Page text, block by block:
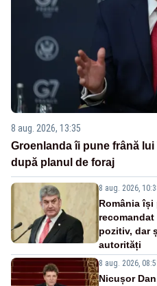
8 aug. 2026, 13:35
Groenlanda îi pune frână
după planul de foraj
8 aug. 2026,
România își
pozitiv, dar
autorități
8 aug. 2026,
Nicușor